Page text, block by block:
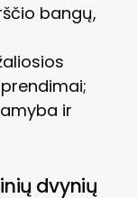
bangų,
ir
dvynių